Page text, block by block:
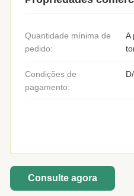
Quantidade mínima de
pedido:
A
Condições de
pagamento:
Consulte agora